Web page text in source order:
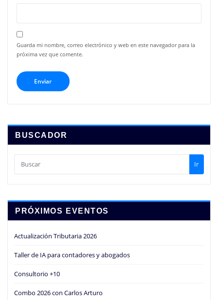
Guarda mi nombre, correo electrónico y web en este navegador para la
próxima vez que comente.
BUSCADOR
Ir
PRÓXIMOS EVENTOS
Actualización Tributaria 2026
Taller de IA para contadores y abogados
Consultorio +10
Combo 2026 con Carlos Arturo